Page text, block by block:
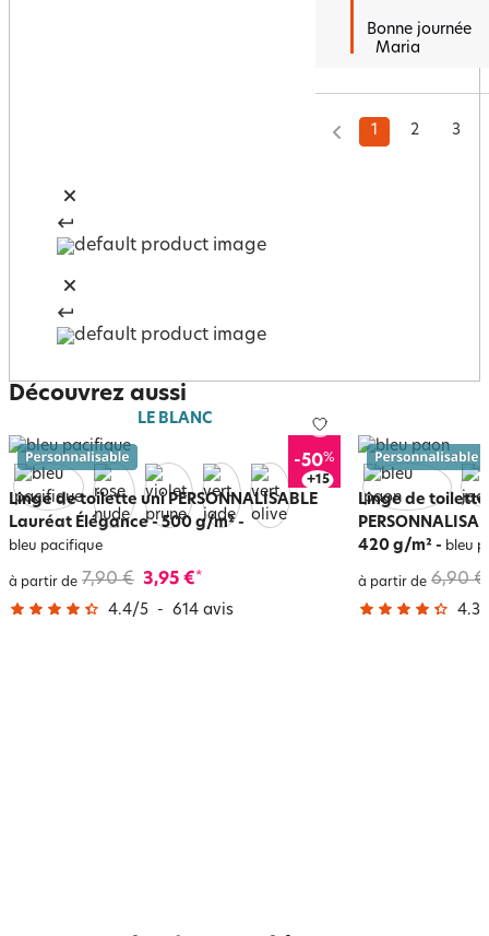
   Maria
1 2 3
Découvrez aussi
LE BLANC
-50%
+19
Linge de toilette uni PERSONNALISABLE
Lauréat Élégance - 500 g/m²-
bleu pacifique
à partir de 7,90 € 3,95 €*
4.4/5 - 614 avis
Linge de
420 g/m² - bleu
à partir de 6,90 €
4.3